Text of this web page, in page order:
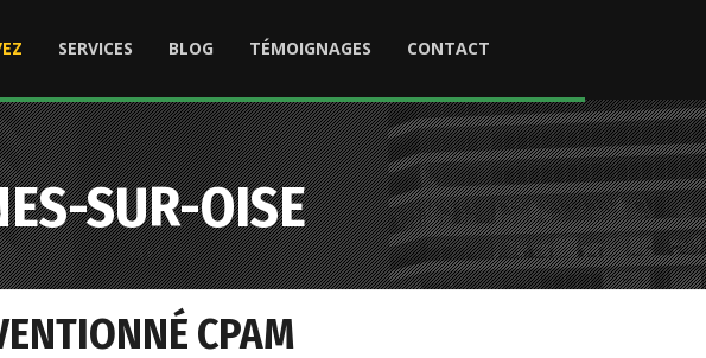
SERVICES BLOG TÉMOIGNAGES CONTACT
SUR-OISE
CPAM